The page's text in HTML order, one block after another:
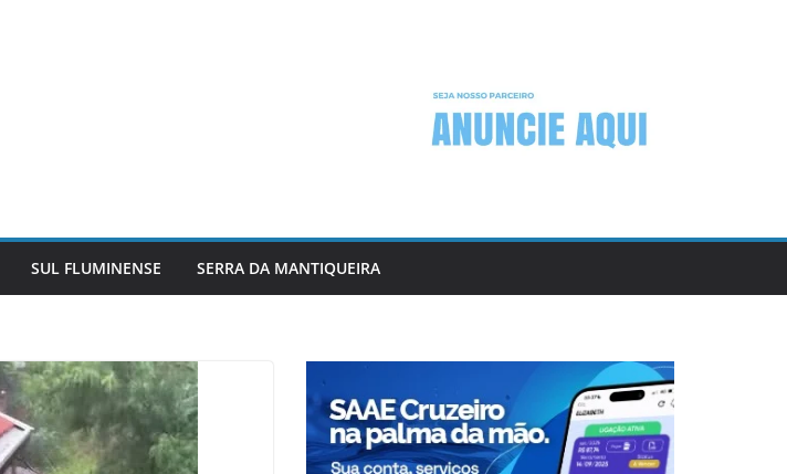
SUL FLUMINENSE SERRA DA MANTIQUEIRA